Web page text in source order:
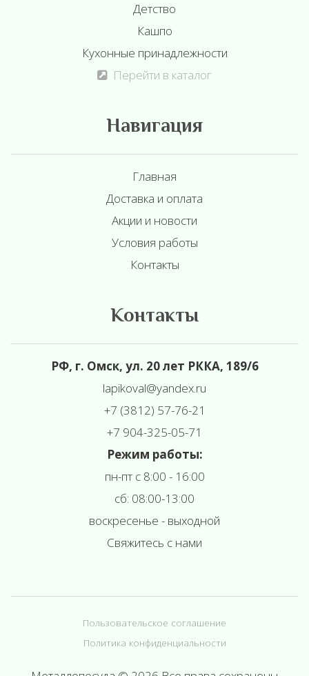
Детство
Кашпо
Кухонные принадлежности
Перейти в каталог
Навигация
Главная
Доставка и оплата
Акции и новости
Условия работы
Контакты
Контакты
РФ, г. Омск, ул. 20 лет РККА, 189/6
lapikoval@yandex.ru
+7 (3812) 57-76-21
+7 904-325-05-71
Режим работы:
пн-пт с 8:00 - 16:00
сб: 08:00-13:00
воскресенье - выходной
Свяжитесь с нами
Пользовательское соглашение
Политика конфиденциальности